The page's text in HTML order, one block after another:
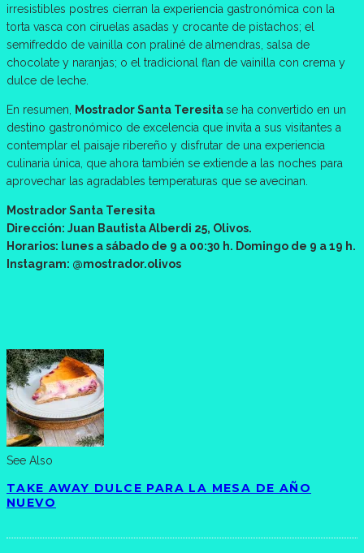
irresistibles postres cierran la experiencia gastronómica con la
torta vasca con ciruelas asadas y crocante de pistachos; el
semifreddo de vainilla con praliné de almendras, salsa de
chocolate y naranjas; o el tradicional flan de vainilla con crema y
dulce de leche.
En resumen, Mostrador Santa Teresitase ha convertido en un
destino gastronómico de excelencia que invita a sus visitantes a
contemplar el paisaje ribereño y disfrutar de una experiencia
culinaria única, que ahora también se extiende a las noches para
aprovechar las agradables temperaturas que se avecinan.
Mostrador Santa Teresita
Dirección: Juan Bautista Alberdi 25, Olivos.
Horarios: lunes a sábado de 9 a 00:30 h. Domingo de 9 a 19 h.
Instagram: @mostrador.olivos
See Also
TAKE AWAY DULCE PARA LA MESA DE AÑO
NUEVO